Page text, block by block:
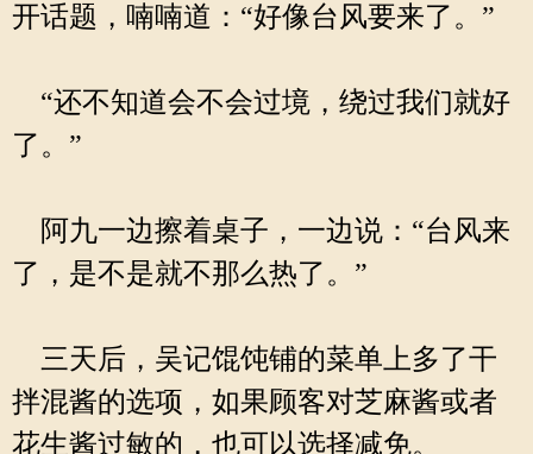
开话题，喃喃道：“好像台风要来了。”
“还不知道会不会过境，绕过我们就好
了。”
阿九一边擦着桌子，一边说：“台风来
了，是不是就不那么热了。”
三天后，吴记馄饨铺的菜单上多了干
拌混酱的选项，如果顾客对芝麻酱或者
花生酱过敏的，也可以选择减免。